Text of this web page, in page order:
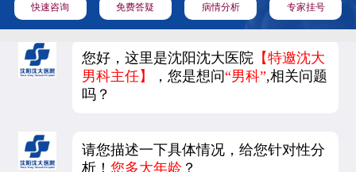
快速咨询 免费答疑 病情分析 专家挂号
您好，这里是沈阳沈大医院 【特邀沈大
男科主任】
，您是想问“男科”,相关问题
吗？
请您描述一下具体情况，给您针对性分
析！您多大年龄 ？